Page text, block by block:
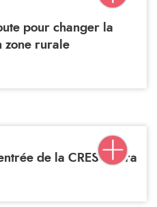
pour changer la
zone rurale
de la CRESS Aura